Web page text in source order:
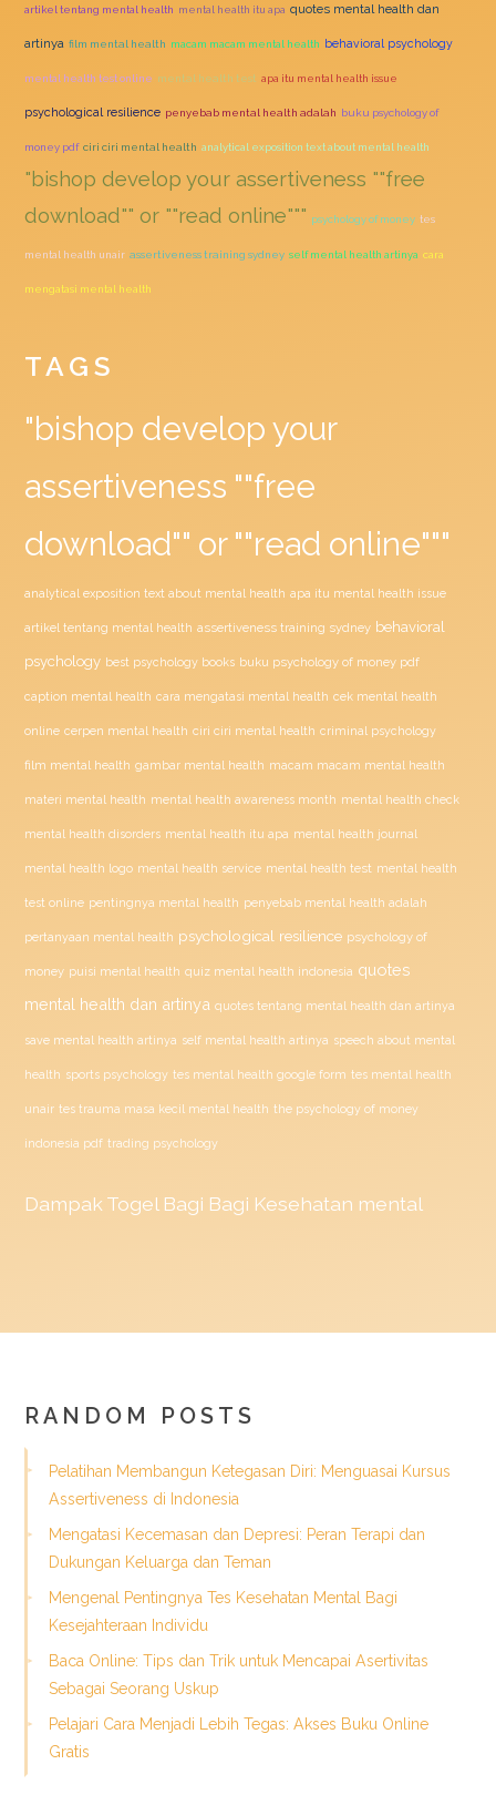
artikel tentang mental health mental health itu apa quotes mental health dan
artinya film mental health macam macam mental health behavioral psychology
mental health test online mental health test apa itu mental health issue
psychological resilience penyebab mental health adalah buku psychology of
money pdf ciri ciri mental health analytical exposition text about mental health
"bishop develop your assertiveness ""free
download"" or ""read online""" psychology of money tes
mental health unair assertiveness training sydney self mental health artinya cara
mengatasi mental health
TAGS
"bishop develop your
assertiveness ""free
download"" or ""read online"""
analytical exposition text about mental health apa itu mental health issue
artikel tentang mental health assertiveness training sydney behavioral
psychology best psychology books buku psychology of money pdf
caption mental health cara mengatasi mental health cek mental health
online cerpen mental health ciri ciri mental health criminal psychology
film mental health gambar mental health macam macam mental health
materi mental health mental health awareness month mental health check
mental health disorders mental health itu apa mental health journal
mental health logo mental health service mental health test mental health
test online pentingnya mental health penyebab mental health adalah
pertanyaan mental health psychological resilience psychology of
money puisi mental health quiz mental health indonesia quotes
mental health dan artinya quotes tentang mental health dan artinya
save mental health artinya self mental health artinya speech about mental
health sports psychology tes mental health google form tes mental health
unair tes trauma masa kecil mental health the psychology of money
indonesia pdf trading psychology
Dampak Togel Bagi Bagi Kesehatan mental
RANDOM POSTS
Pelatihan Membangun Ketegasan Diri: Menguasai Kursus
Assertiveness di Indonesia
Mengatasi Kecemasan dan Depresi: Peran Terapi dan
Dukungan Keluarga dan Teman
Mengenal Pentingnya Tes Kesehatan Mental Bagi
Kesejahteraan Individu
Baca Online: Tips dan Trik untuk Mencapai Asertivitas
Sebagai Seorang Uskup
Pelajari Cara Menjadi Lebih Tegas: Akses Buku Online
Gratis